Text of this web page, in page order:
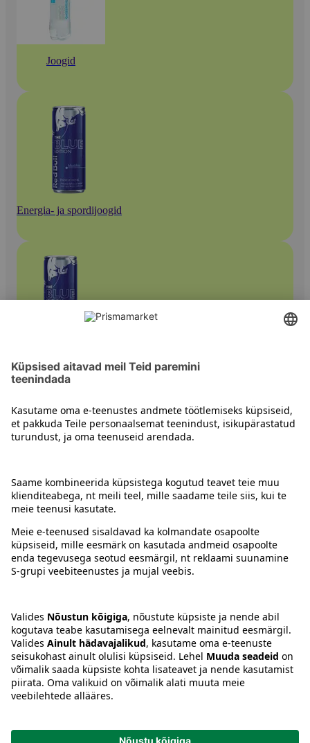
Joogid
Energia- ja spordijoogid
Energiajoogid
Juhised
Tingimused
Keel:ETENRU